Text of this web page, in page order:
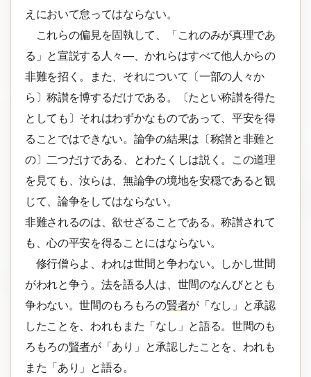
えにおいて怠ってはならない。
これらの偏見を固執して、「これのみが真理であ
る」と宣説する人々―、かれらはすべて他人からの
非難を招く。また、それについて〔一部の人々か
ら〕称讃を博するだけである。〔たとい称讃を得た
としても〕それはわずかなものであって、平安を得
ることではできない。論争の結果は〔称讃と非難と
の〕二つだけである、とわたくしは説く。この道理
を見ても、汝らは、無論争の境地を安穏であると観
じて、論争をしてはならない。
非難されるのは、欲せざることである。称讃されて
も、心の平安を得ることにはならない。
修行僧らよ、われは世間と争わない。しかし世間
がわれと争う。 法を語る人は、世間のなんびととも
争わない。世間のもろもろの賢者が「なし」と承認
したことを、われもまた「なし」と語る。世間のも
ろもろの賢者が「あり」と承認したことを、われも
また「あり」と語る。